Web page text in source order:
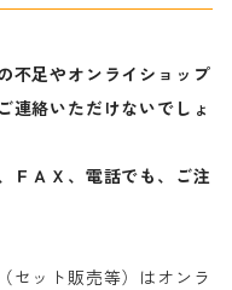
不足やオンライショップ
連絡いただけないでしょ
ＦＡＸ、電話でも、ご注
セット販売等）はオンラ